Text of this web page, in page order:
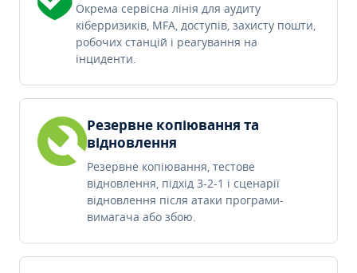
Окрема сервісна лінія для аудиту
кіберризиків, MFA, доступів, захисту пошти,
робочих станцій і реагування на
інциденти.
Резервне копіювання та
відновлення
Резервне копіювання, тестове
відновлення, підхід 3-2-1 і сценарії
відновлення після атаки програми-
вимагача або збою.